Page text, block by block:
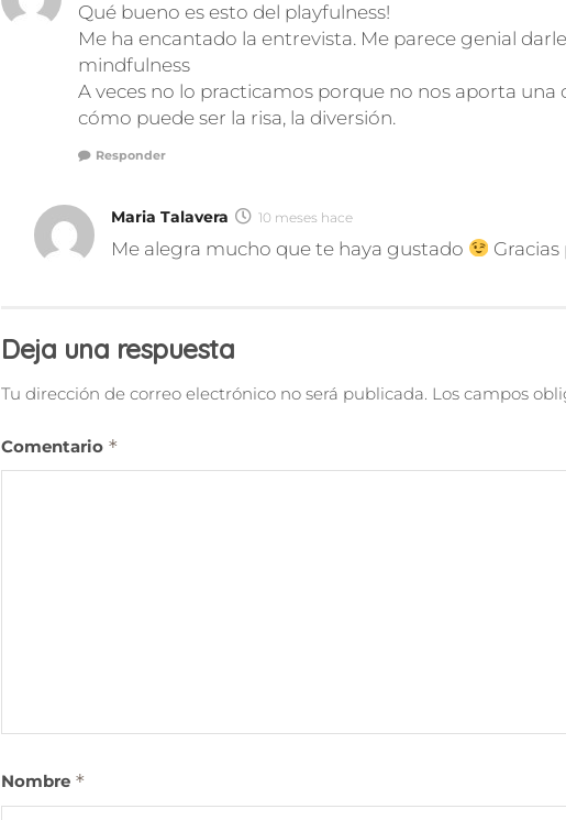
Qué bueno es esto del playfulness!
Me ha encantado la entrevista. Me parece genial
mindfulness
A veces no lo practicamos porque no nos aporta
cómo puede ser la risa, la diversión.
Responder
Maria Talavera 10 meses hace
Me alegra mucho que te haya gustado
Deja una respuesta
Tu dirección de correo electrónico no será publicada. Los campos
Comentario *
Nombre *